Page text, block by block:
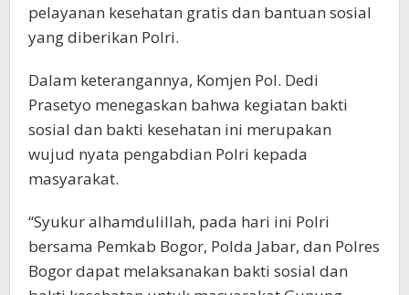
pelayanan kesehatan gratis dan bantuan sosial
yang diberikan Polri.
Dalam keterangannya, Komjen Pol. Dedi
Prasetyo menegaskan bahwa kegiatan bakti
sosial dan bakti kesehatan ini merupakan
wujud nyata pengabdian Polri kepada
masyarakat.
“Syukur alhamdulillah, pada hari ini Polri
bersama Pemkab Bogor, Polda Jabar, dan Polres
Bogor dapat melaksanakan bakti sosial dan